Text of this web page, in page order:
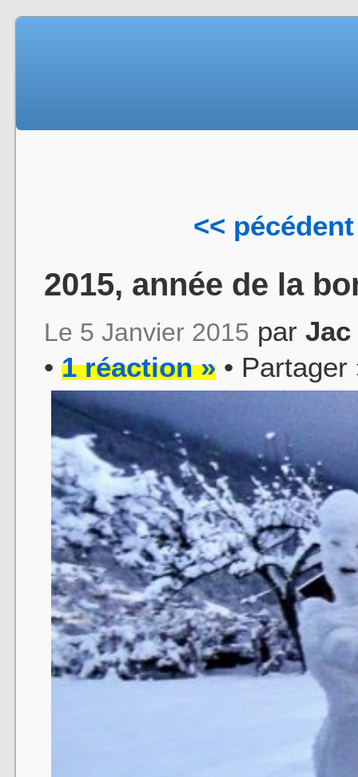
<< pécédent
2015, année de la
Le 5 Janvier 2015 par
• 1 réaction » •